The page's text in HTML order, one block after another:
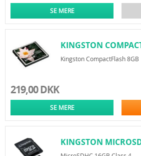
hukommelseskort, der først blev udviklet af
standard den 13. juli 2005. MicroSD er de
cards, varierer i tilgængelige størrelser af 128
med mobiltelefoner.
Compact Flash kort (CF kort):
Forkortelse for CompactFlash, CF er en 50-
CompactFlash er et lagringsmedium
til 128 GB. På billedet til højre, er det SanDisk
et eksempel på, hvad et CompactFlash kan ligne.
SE MERE
KINGSTON
Kingston CompactFlash 8GB
219,00 DKK
SE MERE
KINGSTON